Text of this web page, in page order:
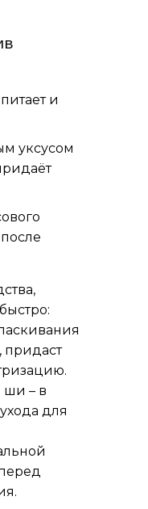
и
уксусом
придаст
ши – в
для